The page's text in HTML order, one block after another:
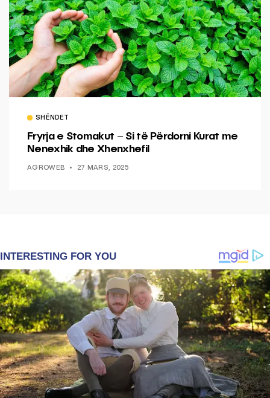
SHËNDET
Fryrja e Stomakut – Si të Përdorni Kurat me
Nenexhik dhe Xhenxhefil
AGROWEB 27 MARS, 2025